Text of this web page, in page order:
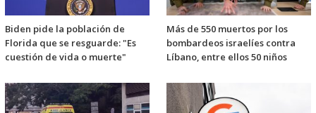
Biden pide la población de
Florida que se resguarde: "Es
cuestión de vida o muerte"
Más de 550 muertos por los
bombardeos israelíes contra
Líbano, entre ellos 50 niños